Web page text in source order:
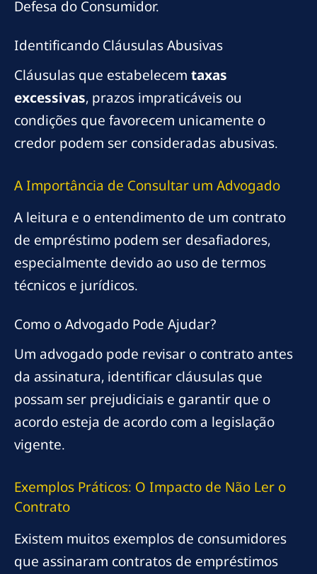
Defesa do Consumidor.
Identificando Cláusulas Abusivas
Cláusulas que estabelecem taxas
excessivas, prazos impraticáveis ou
condições que favorecem unicamente o
credor podem ser consideradas abusivas.
A Importância de Consultar um Advogado
A leitura e o entendimento de um contrato
de empréstimo podem ser desafiadores,
especialmente devido ao uso de termos
técnicos e jurídicos.
Como o Advogado Pode Ajudar?
Um advogado pode revisar o contrato antes
da assinatura, identificar cláusulas que
possam ser prejudiciais e garantir que o
acordo esteja de acordo com a legislação
vigente.
Exemplos Práticos: O Impacto de Não Ler o
Contrato
Existem muitos exemplos de consumidores
que assinaram contratos de empréstimos